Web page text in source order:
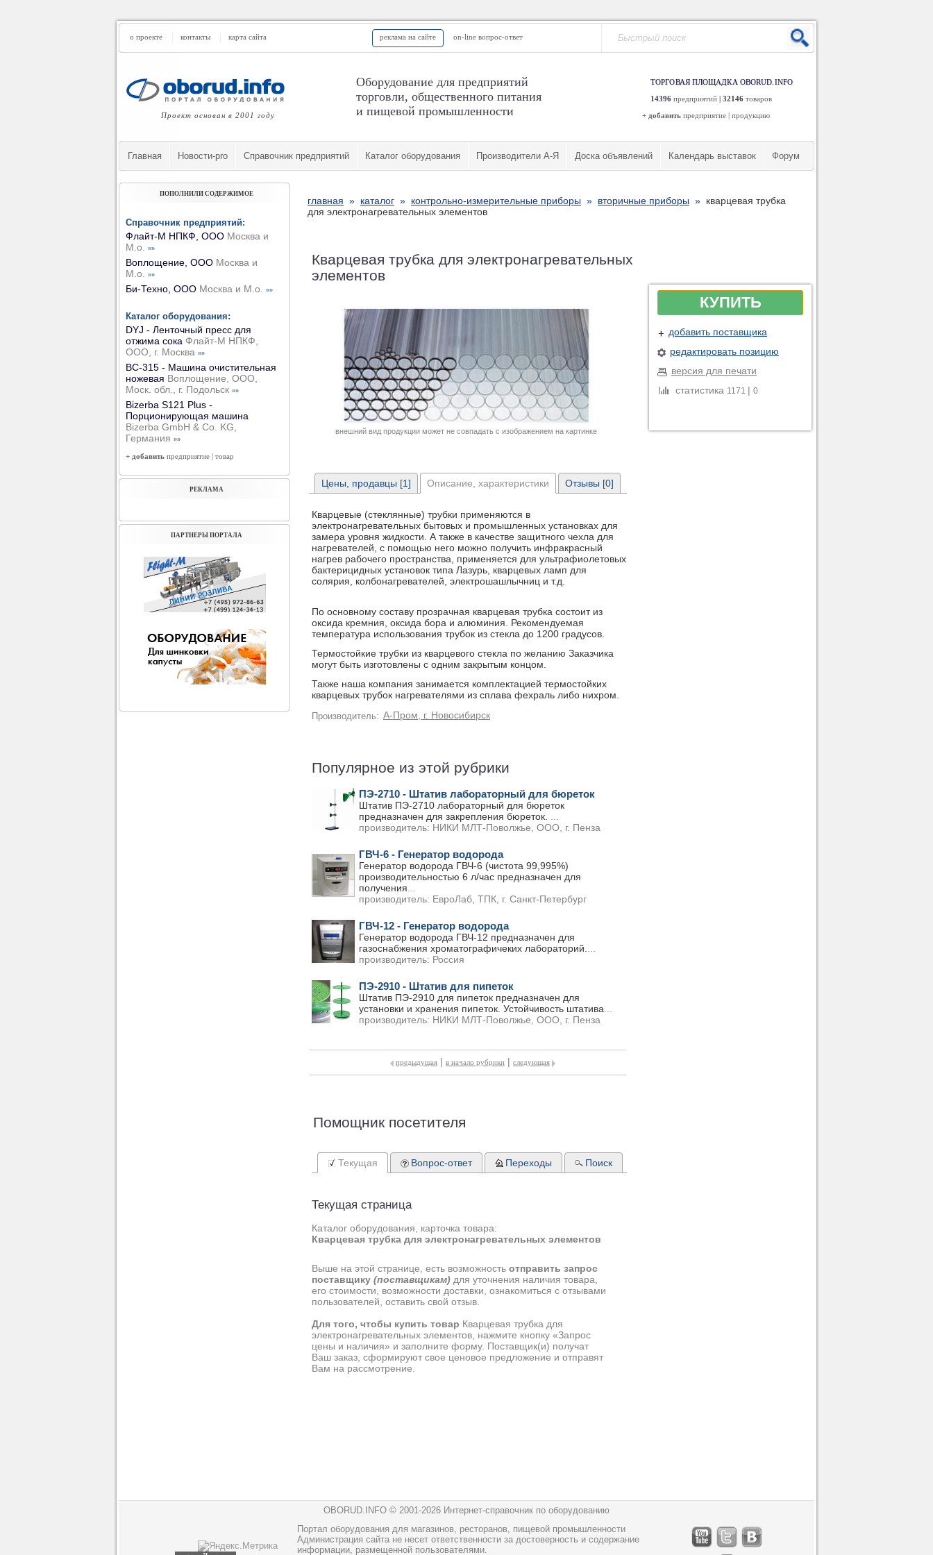
о проекте контакты карта сайта реклама на сайте on-line вопрос-ответ
Проект основан в 2001 году
Оборудование для предприятий
торговли, общественного питания
и пищевой промышленности
ТОРГОВАЯ ПЛОЩАДКА OBORUD.INFO
14396 предприятий | 32146 товаров
+ добавить предприятие | продукцию
Главная Новости-pro Cправочник предприятий Каталог оборудования Производители А-Я Доска объявлений Календарь выставок Форум
главная » каталог » контрольно-измерительные приборы » вторичные приборы » кварцевая трубка
для электронагревательных элементов
Кварцевая трубка для электронагревательных
элементов
внешний вид продукции может не совпадать с изображением на картинке
Цены, продавцы [1] Описание, характеристики
Кварцевые (стеклянные) трубки применяются в
электронагревательных бытовых и промышленных установках для
замера уровня жидкости. А также в качестве защитного чехла для
нагревателей, с помощью него можно получить инфракрасный
нагрев рабочего пространства, применяется для ультрафиолетовых
бактерицидных установок типа Лазурь, кварцевых ламп для
солярия, колбонагревателей, электрошашлычниц и т.д.
По основному составу прозрачная кварцевая трубка состоит из
оксида кремния, оксида бора и алюминия. Рекомендуемая
температура использования трубок из стекла до 1200 градусов.
Термостойкие трубки из кварцевого стекла по желанию Заказчика
могут быть изготовлены с одним закрытым концом.
Также наша компания занимается комплектацией термостойких
кварцевых трубок нагревателями из сплава фехраль либо нихром.
Производитель: А-Пром, г. Новосибирск
Отзывы [0]
Популярное из этой рубрики
ПЭ-2710 - Штатив лабораторный для бюреток
Штатив ПЭ-2710 лабораторный для бюреток
предназначен для закрепления бюреток.
производитель: НИКИ МЛТ-Поволжье, ООО, г. Пенза
ГВЧ-6 - Генератор водорода
Генератор водорода ГВЧ-6 (чистота 99,995%)
производительностью 6 л/час предназначен для
получения
производитель: ЕвроЛаб, ТПК, г. Санкт-Петербург
ГВЧ-12 - Генератор водорода
Генератор водорода ГВЧ-12 предназначен для
газоснабжения хроматографичеких лабораторий.
производитель: Россия
ПЭ-2910 - Штатив для пипеток
Штатив ПЭ-2910 для пипеток предназначен для
установки и хранения пипеток. Устойчивость штатива
производитель: НИКИ МЛТ-Поволжье, ООО, г. Пенза
предыдущая | в начало рубрики | следующая
Помощник посетителя
Текущая
Текущая страница
Каталог оборудования, карточка товара:
Кварцевая трубка для электронагревательных элементов
Выше на этой странице, есть возможность отправить запрос
поставщику (поставщикам) для уточнения наличия товара,
его стоимости, возможности доставки, ознакомиться с отзывами
пользователей, оставить свой отзыв.
Для того, чтобы купить товар Кварцевая трубка для
электронагревательных элементов, нажмите кнопку «Запрос
цены и наличия» и заполните форму. Поставщик(и) получат
Ваш заказ, сформируют свое ценовое предложение и отправят
Вам на рассмотрение.
Вопрос-ответ Переходы Поиск
КУПИТЬ
добавить поставщика
редактировать позицию
версия для печати
статистика 1171 | 0
ПОПОЛНИЛИ СОДЕРЖИМОЕ
Справочник предприятий:
Флайт-М НПКФ, ООО Москва и
М.о.
»»
Воплощение, ООО Москва и
М.о.
»»
Би-Техно, ООО Москва и М.о. »»
Каталог оборудования:
DYJ - Ленточный пресс для
отжима сока Флайт-М НПКФ,
ООО, г. Москва »»
ВС-315 - Машина очистительная
ножевая Воплощение, ООО,
Моск. обл., г. Подольск »»
Bizerba S121 Plus -
Порционирующая машина
Bizerba GmbH & Co. KG,
Германия »»
+ добавить предприятие | товар
РЕКЛАМА
ПАРТНЕРЫ ПОРТАЛА
OBORUD.INFO © 2001-2026 Интернет-справочник по оборудованию
Портал оборудования для магазинов, ресторанов, пищевой промышленности
Администрация сайта не несет ответственности за достоверность и содержание
информации, размещенной пользователями.